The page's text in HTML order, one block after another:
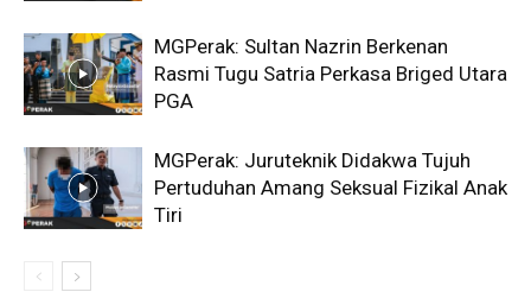
MGPerak: Sultan Nazrin Berkenan
Rasmi Tugu Satria Perkasa Briged Utara
PGA
MGPerak: Juruteknik Didakwa Tujuh
Pertuduhan Amang Seksual Fizikal Anak
Tiri